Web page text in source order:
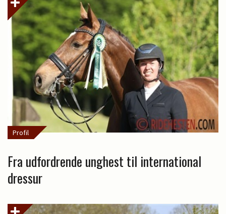
Profil
Fra udfordrende unghest til international
dressur